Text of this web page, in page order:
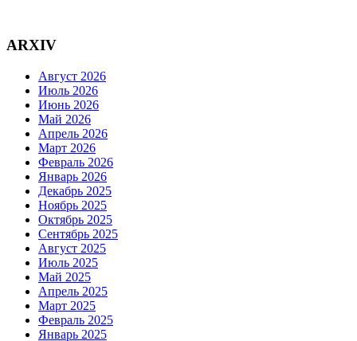
ARXIV
Август 2026
Июль 2026
Июнь 2026
Май 2026
Апрель 2026
Март 2026
Февраль 2026
Январь 2026
Декабрь 2025
Ноябрь 2025
Октябрь 2025
Сентябрь 2025
Август 2025
Июль 2025
Май 2025
Апрель 2025
Март 2025
Февраль 2025
Январь 2025